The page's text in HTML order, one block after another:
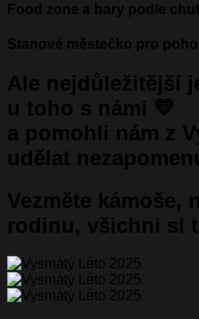
Food zone a bary podle
Stanové městečko pro
Ale nejdůležitější
u toho s námi 💛
a pomohli nám z
udělat
Vezměte kámoše,
rodinu, všichni si